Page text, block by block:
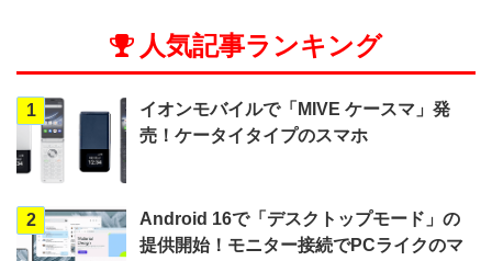
人気記事ランキング
1
イオンモバイルで「MIVE ケースマ」発
売！ケータイタイプのスマホ
2
Android 16で「デスクトップモード」の
提供開始！モニター接続でPCライクのマ